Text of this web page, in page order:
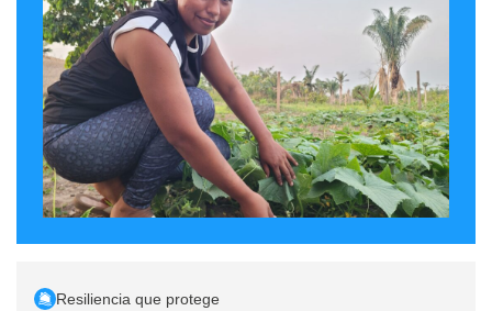
Resiliencia que protege